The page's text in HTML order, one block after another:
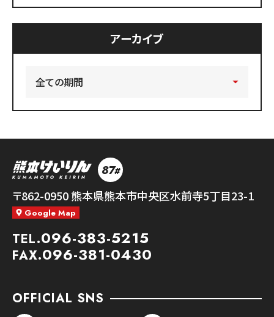
アーカイブ
熊本競輪 87#
〒862-0950熊本県熊本市中央区水前寺5丁目23-1
Google Map
TEL.096-383-5215
FAX.096-381-0430
OFFICIAL SNS